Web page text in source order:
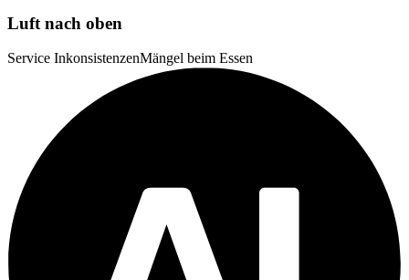
Luft nach oben
Service InkonsistenzenMängel beim Essen